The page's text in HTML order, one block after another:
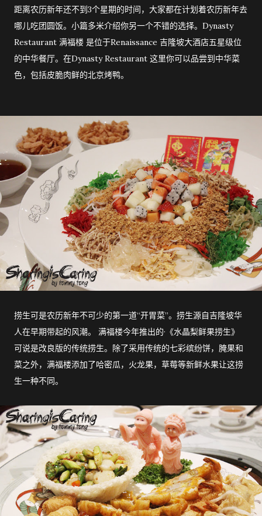
距离农历新年还不到3个星期的时间，大家都在计划着农历新年去
哪儿吃团圆饭。小篇多米介绍你另一个不错的选择。Dynasty
Restaurant 满福楼 是位于Renaissance 吉隆坡大酒店五星级位
的中华餐厅。在Dynasty Restaurant 这里你可以品尝到中华菜
色，包括皮脆肉鲜的北京烤鸭。
捞生可是农历新年不可少的第一道“开胃菜”。捞生源自吉隆坡华
人在早期带起的风潮。 满福楼今年推出的·《水晶梨鲜果捞生》
可说是改良版的传统捞生。除了采用传统的七彩缤纷饼，腌果和
菜之外，满福楼添加了哈密瓜，火龙果，草莓等新鲜水果让这捞
生一种不同。